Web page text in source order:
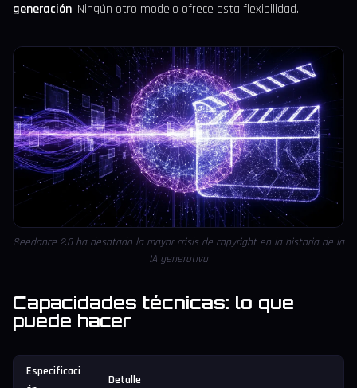
generación. Ningún otro modelo ofrece esta flexibilidad.
Seedance 2.0 ha desatado la mayor crisis de copyright en la historia de la
IA generativa
Capacidades técnicas: lo que
puede hacer
Especificaci
Detalle